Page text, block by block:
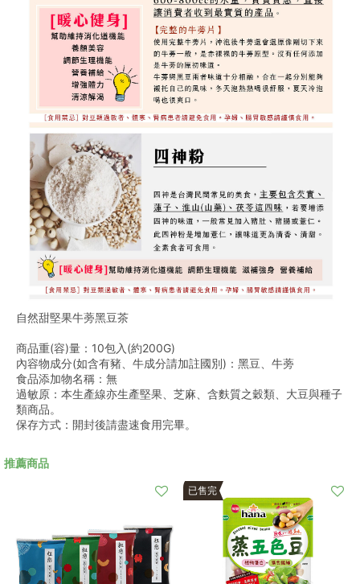
自然甜堅果牛蒡黑豆茶
商品重(容)量：10包入(約200G)
內容物成分(如含有豬、牛成分請加註國別)：黑豆、牛蒡
食品添加物名稱：無
過敏原：本生產線亦生產堅果、芝麻、含麩質之穀類、大豆與種子
類商品。
保存方式：開封後請盡速食用完畢。
推薦商品
已售完